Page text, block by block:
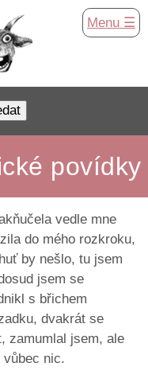
Menu ☰
povídky
vedle mne
do mého rozkroku,
by nešlo, tu jsem
jsem se
s břichem
dvakrát se
zamumlal jsem, ale
nic.